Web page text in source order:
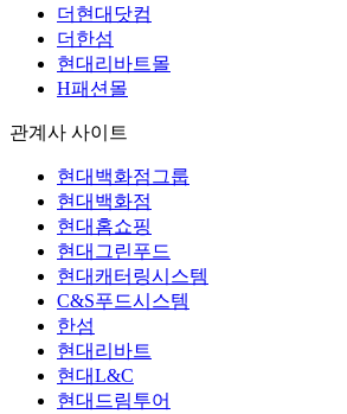
더현대닷컴
더한섬
현대리바트몰
H패션몰
관계사 사이트
현대백화점그룹
현대백화점
현대홈쇼핑
현대그린푸드
현대캐터링시스템
C&S푸드시스템
한섬
현대리바트
현대L&C
현대드림투어